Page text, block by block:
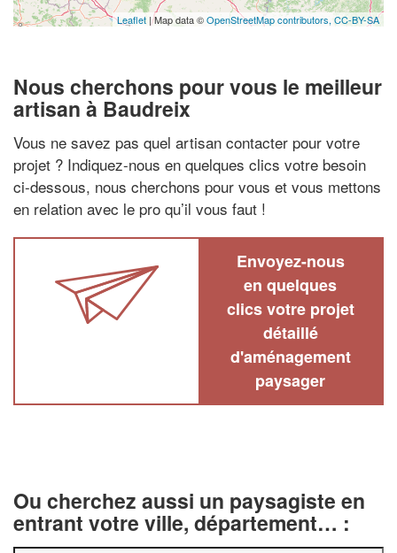
Leaflet | Map data ©OpenStreetMap contributors, CC-BY-SA
Nous cherchons pour vous le meilleur
artisan à Baudreix
Vous ne savez pas quel artisan contacter pour votre
projet ? Indiquez-nous en quelques clics votre besoin
ci-dessous, nous cherchons pour vous et vous mettons
en relation avec le pro qu’il vous faut !
Envoyez-nous
en quelques
clics votre projet
détaillé
d'aménagement
paysager
Ou cherchez aussi un paysagiste en
entrant votre ville, département… :